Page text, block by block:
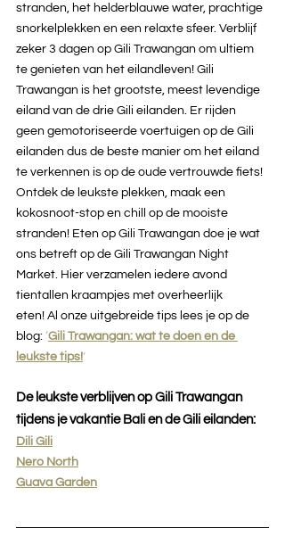
stranden, het helderblauwe water, prachtige
snorkelplekken en een relaxte sfeer. Verblijf
zeker 3 dagen op Gili Trawangan om ultiem
te genieten van het eilandleven! Gili
Trawangan is het grootste, meest levendige
eiland van de drie Gili eilanden. Er rijden
geen gemotoriseerde voertuigen op de Gili
eilanden dus de beste manier om het eiland
te verkennen is op de oude vertrouwde fiets!
Ontdek de leukste plekken, maak een
kokosnoot-stop en chill op de mooiste
stranden! Eten op Gili Trawangan doe je wat
ons betreft op de Gili Trawangan Night
Market. Hier verzamelen iedere avond
tientallen kraampjes met overheerlijk
eten! Al onze uitgebreide tips lees je op de
blog: ‘Gili Trawangan: wat te doen en de
leukste tips!’
De leukste verblijven op Gili Trawangan
tijdens je vakantie Bali en de Gili eilanden:
Dili Gili
Nero North
Guava Garden